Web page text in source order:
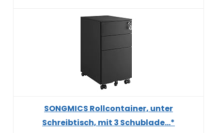
SONGMICS Rollcontainer, unter
Schreibtisch, mit 3 Schublade...*